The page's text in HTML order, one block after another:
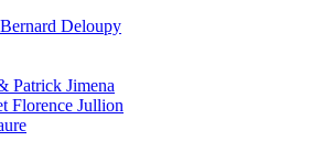
Deloupy
Patrick Jimena
Florence Jullion